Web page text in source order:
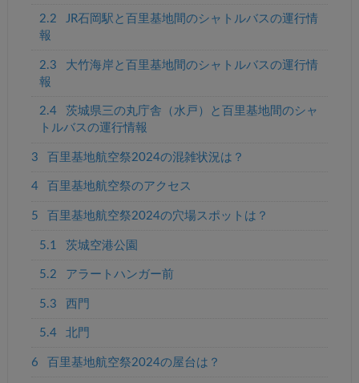
2.2
JR石岡駅と百里基地間のシャトルバスの運行情
報
2.3
大竹海岸と百里基地間のシャトルバスの運行情
報
2.4
茨城県三の丸庁舎（水戸）と百里基地間のシャ
トルバスの運行情報
3 百里基地航空祭2024の混雑状況は？
4 百里基地航空祭のアクセス
5 百里基地航空祭2024の穴場スポットは？
5.1 茨城空港公園
5.2 アラートハンガー前
5.3 西門
5.4 北門
6 百里基地航空祭2024の屋台は？